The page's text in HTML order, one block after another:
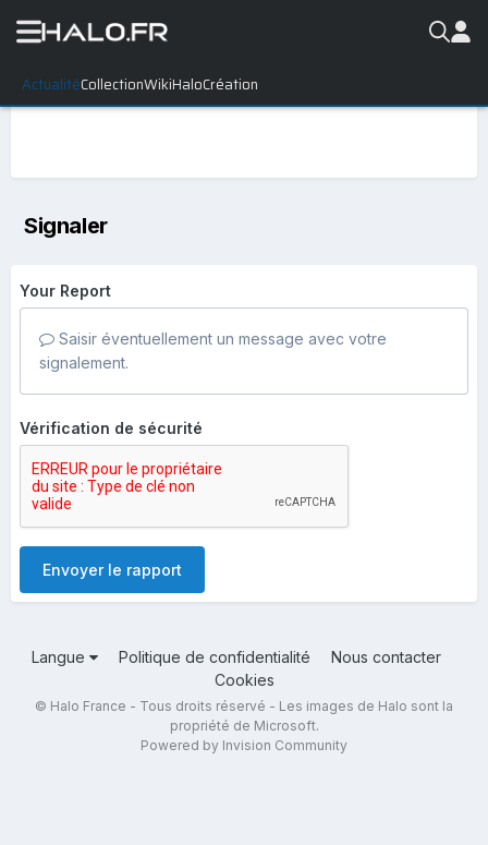
ActualitéCollectionWikiHaloCréation
Signaler
Your Report
Saisir éventuellement un message avec votre
signalement.
Vérification de sécurité
Envoyer le rapport
Langue Politique de confidentialité
Nous contacter
Cookies
© Halo France - Tous droits réservé - Les images de Halo sont la
propriété de Microsoft.
Powered by Invision Community